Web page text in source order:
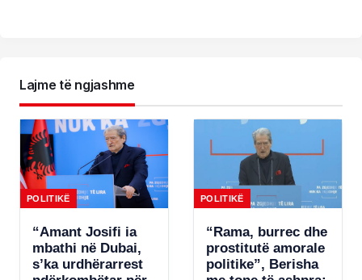
Lajme të ngjashme
POLITIKË
“Amant Josifi ia
mbathi në Dubai,
s’ka urdhërarrest
POLITIKË
“Rama, burrec dhe
prostitutë amorale
politike”, Berisha